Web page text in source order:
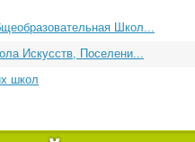
Школ...
Искусств, Поселени...
школ